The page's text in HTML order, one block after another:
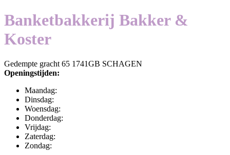
Banketbakkerij Bakker &
Koster
Gedempte gracht 65 1741GB SCHAGEN
Openingstijden:
Maandag:
Dinsdag:
Woensdag:
Donderdag:
Vrijdag:
Zaterdag:
Zondag: